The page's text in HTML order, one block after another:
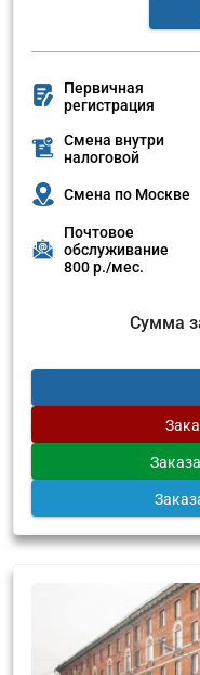
Первичная
регистрация
Смена внутри
налоговой
Смена по Москве
Почтовое
обслуживание
800 р./мес.
Сумма